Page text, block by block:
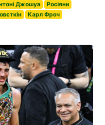
Джошуа
Росіяни
Карл Фроч